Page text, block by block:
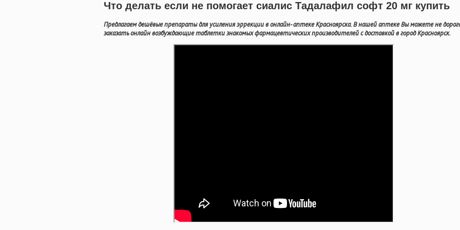
Что делать если не помогает сиалис Тадалафил софт 20 мг купить
Предлагаем дешёвые препараты для усиления эррекции в онлайн- аптеке Красноярска. В нашей аптеке Вы можете не
заказать онлайн возбуждающие таблетки знакомых фармацевтических производителей с доставкой в город Красноярск.